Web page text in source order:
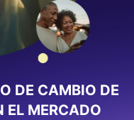
DE CAMBIO DE
EL MERCADO